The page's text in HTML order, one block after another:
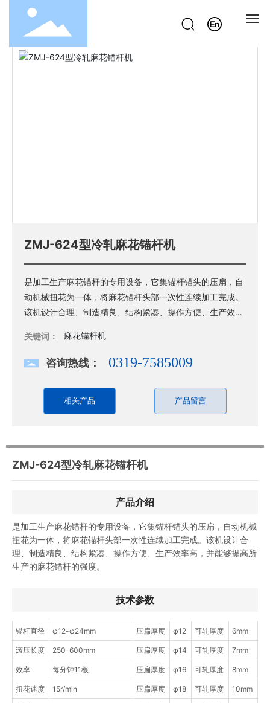
网站首页
服务支持
首页 ZMJ-624型冷轧麻花锚杆机
ZMJ-624型冷轧麻花锚杆机
是加工生产麻花锚杆的专用设备，它集锚杆锚头的压扁，自
动机械扭花为一体，将麻花锚杆头部一次性连续加工完成。
该机设计合理、制造精良、结构紧凑、操作方便、生产效率
关键词：
麻花锚杆机
咨询热线： 0319-7585009
相关产品 产品留言
ZMJ-624型冷轧麻花锚杆机
产品介绍
是加工生产麻花锚杆的专用设备，它集锚杆锚头的压扁，自动机械
扭花为一体，将麻花锚杆头部一次性连续加工完成。该机设计合
理、制造精良、结构紧凑、操作方便、生产效率高，并能够提高所
生产的麻花锚杆的强度。
技术参数
锚杆直径 φ12-φ24mm 压扁厚度 φ12 可轧厚度 6mm
滚压长度 250-600mm 压扁厚度 φ14 可轧厚度 7mm
效率 每分钟11根 压扁厚度 φ16 可轧厚度 8mm
扭花速度 15r/min 压扁厚度 φ18 可轧厚度 10mm